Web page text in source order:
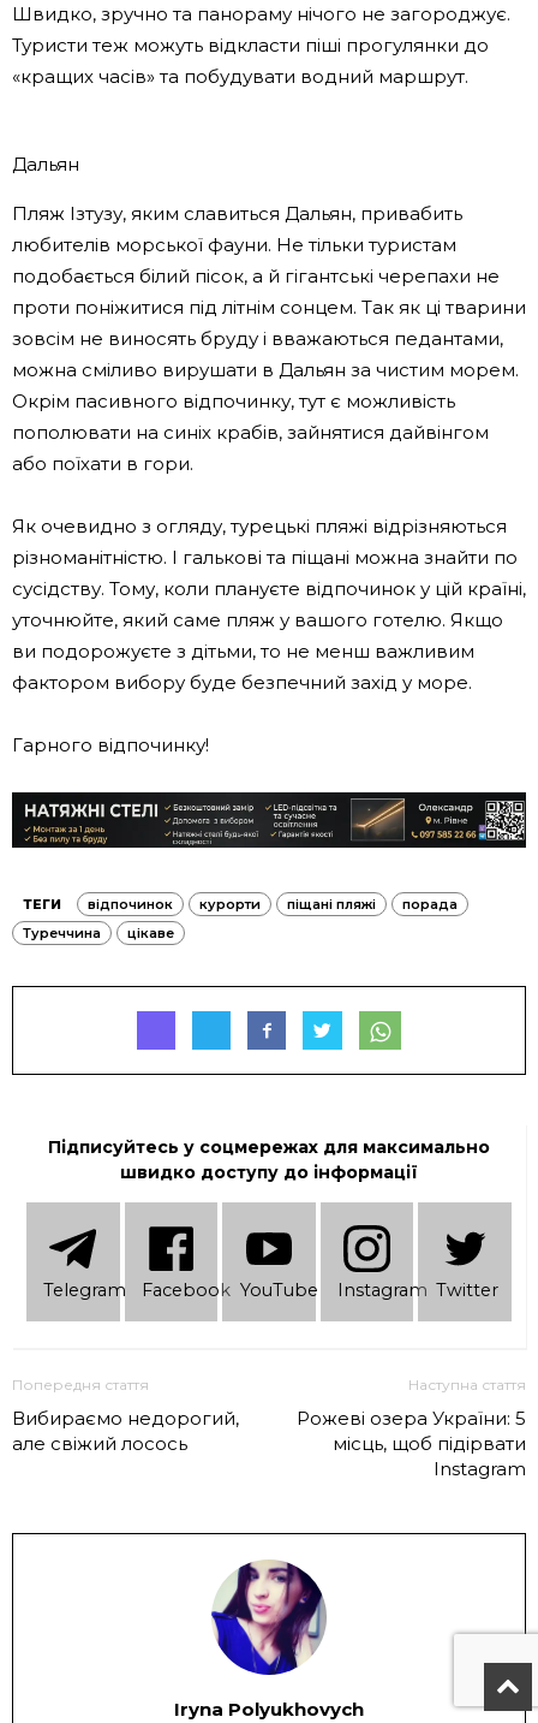
Швидко, зручно та панораму нічого не загороджує.
Туристи теж можуть відкласти піші прогулянки до
«кращих часів» та побудувати водний маршрут.
Дальян
Пляж Ізтузу, яким славиться Дальян, привабить
любителів морської фауни. Не тільки туристам
подобається білий пісок, а й гігантські черепахи не
проти поніжитися під літнім сонцем. Так як ці тварини
зовсім не виносять бруду і вважаються педантами,
можна сміливо вирушати в Дальян за чистим морем.
Окрім пасивного відпочинку, тут є можливість
пополювати на синіх крабів, зайнятися дайвінгом
або поїхати в гори.
Як очевидно з огляду, турецькі пляжі відрізняються
різноманітністю. І галькові та піщані можна знайти по
сусідству. Тому, коли плануєте відпочинок у цій країні,
уточнюйте, який саме пляж у вашого готелю. Якщо
ви подорожуєте з дітьми, то не менш важливим
фактором вибору буде безпечний захід у море.
Гарного відпочинку!
ТЕГИ відпочинок курорти піщані пляжі
порада
Туреччина
цікаве
Підписуйтесь у соцмережах для максимально
швидко доступу до інформації
Telеgram Facebook YouTube Instagram Twitter
Попередня стаття
Вибираємо недорогий,
але свіжий лосось
Наступна стаття
Рожеві озера України: 5
місць, щоб підірвати
Instagram
Iryna Polyukhovych